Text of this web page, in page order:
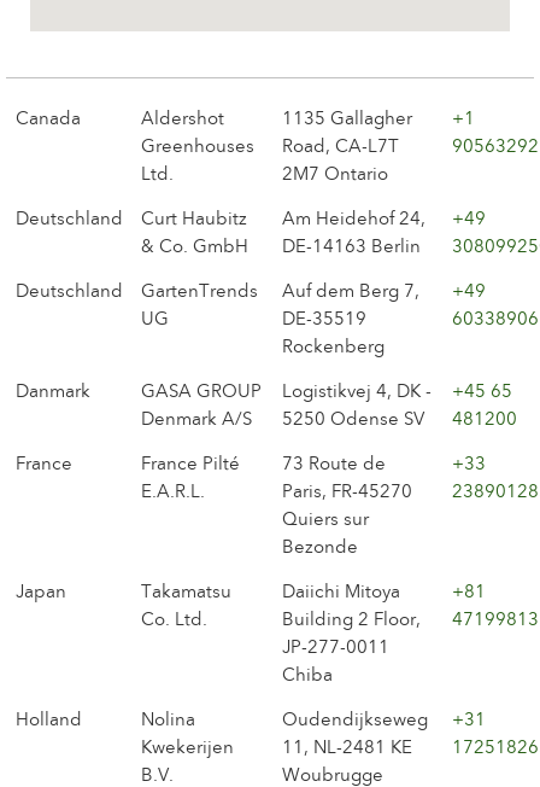
Canada
Aldershot
Greenhouses
Ltd.
1135 Gallagher
Road, CA-L7T
2M7 Ontario
+1
Deutschland
Curt Haubitz
& Co. GmbH
Am Heidehof 24,
DE-14163 Berlin
+49
Deutschland
GartenTrends
UG
Auf dem Berg 7,
DE-35519
Rockenberg
+49
Danmark
GASA GROUP
Denmark A/S
Logistikvej 4, DK -
5250 Odense SV
+45 65
481200
France
France Pilté
E.A.R.L.
73 Route de
Paris, FR-45270
Quiers sur
Bezonde
+33
Japan
Takamatsu
Co. Ltd.
Daiichi Mitoya
Building 2 Floor,
JP-277-0011
Chiba
+81
Holland
Nolina
Kwekerijen
B.V.
Oudendijkseweg
11, NL-2481 KE
Woubrugge
+31